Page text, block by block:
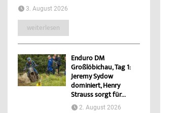
3. August 2026
weiterlesen
Enduro DM
Großlöbichau, Tag 1:
Jeremy Sydow
dominiert, Henry
Strauss sorgt für...
2. August 2026